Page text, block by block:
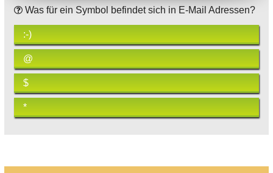
Was für ein Symbol befindet sich in E-Mail Adressen?
:-)
@
$
*